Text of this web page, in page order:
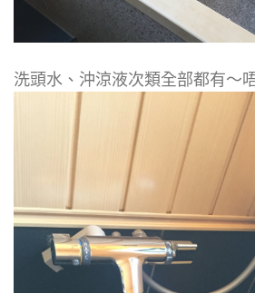
洗頭水、沖涼液次類全部都有～